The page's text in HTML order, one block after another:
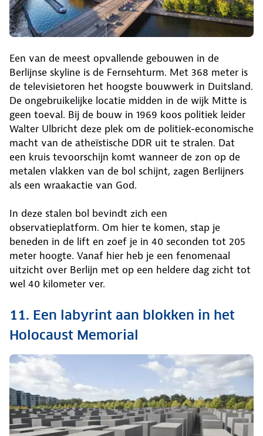
Een van de meest opvallende gebouwen in de
Berlijnse skyline is de Fernsehturm. Met 368 meter is
de televisietoren het hoogste bouwwerk in Duitsland.
De ongebruikelijke locatie midden in de wijk Mitte is
geen toeval. Bij de bouw in 1969 koos politiek leider
Walter Ulbricht deze plek om de politiek-economische
macht van de atheïstische DDR uit te stralen. Dat
een kruis tevoorschijn komt wanneer de zon op de
metalen vlakken van de bol schijnt, zagen Berlijners
als een wraakactie van God.
In deze stalen bol bevindt zich een
observatieplatform. Om hier te komen, stap je
beneden in de lift en zoef je in 40 seconden tot 205
meter hoogte. Vanaf hier heb je een fenomenaal
uitzicht over Berlijn met op een heldere dag zicht tot
wel 40 kilometer ver.
11. Een labyrint aan blokken in het
Holocaust Memorial